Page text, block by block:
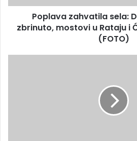
Poplava zahvatila sela:
zbrinuto, mostovi u Rataju i
(FOTO)